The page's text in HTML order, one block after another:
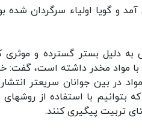
و گویا اولیاء سرگردان شده
دلیل بستر گسترده و موثری که
با مواد مخدر داشته است، گفت:
در بین جوانان سریعتر
بتوانیم با استفاده از
تربیت پیگیری کنند.